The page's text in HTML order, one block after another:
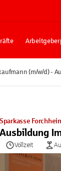
(m/w/d) -
Sparkasse
Ausbildung
Vollzeit